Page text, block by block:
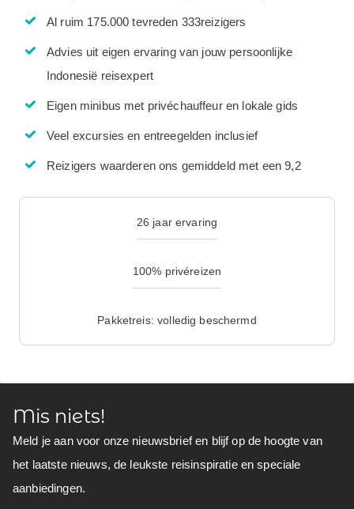
Al ruim 175.000 tevreden 333reizigers
Advies uit eigen ervaring van jouw persoonlijke
Indonesië reisexpert
Eigen minibus met privéchauffeur en lokale gids
Veel excursies en entreegelden inclusief
Reizigers waarderen ons gemiddeld met een 9,2
26 jaar ervaring
100% privéreizen
Pakketreis: volledig beschermd
Mis niets!
Meld je aan voor onze nieuwsbrief en blijf op de hoogte van
het laatste nieuws, de leukste reisinspiratie en speciale
aanbiedingen.